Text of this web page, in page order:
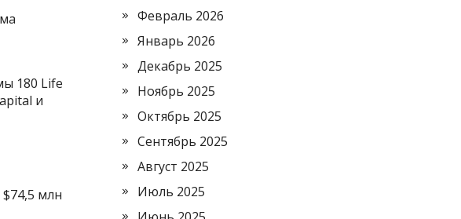
180 Life
и
млн
Февраль 2026
Январь 2026
Декабрь 2025
Ноябрь 2025
Октябрь 2025
Сентябрь 2025
Август 2025
Июль 2025